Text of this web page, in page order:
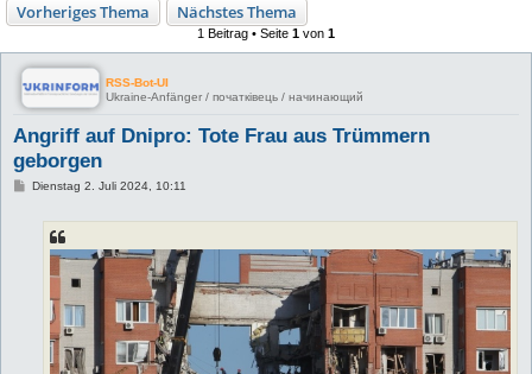
Vorheriges Thema Nächstes Thema
1 Beitrag • Seite 1 von 1
RSS-Bot-UI
Ukraine-Anfänger / початківець / начинающий
Angriff auf Dnipro: Tote Frau aus Trümmern
geborgen
BDienstag 2. Juli 2024, 10:11